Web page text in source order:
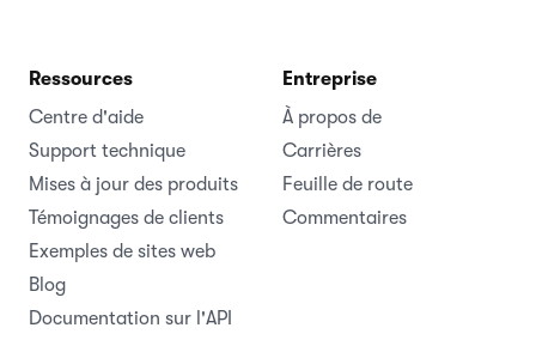
Ressources
Centre d'aide
Support technique
Mises à jour des produits
Témoignages de clients
Exemples de sites web
Blog
Documentation sur l'API
Entreprise
À propos de
Carrières
Feuille de route
Commentaires